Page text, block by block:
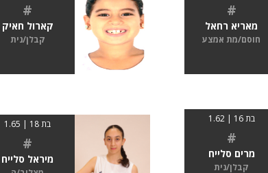
#
מאריא רחאל
חוסם/מת אמצע
#
קארול חאיק
קבלן/נית
בת 16 | 1.62
#
מרים סלייח
קבלן/נית
בת 18 | 1.65
#
מיראל סלייח